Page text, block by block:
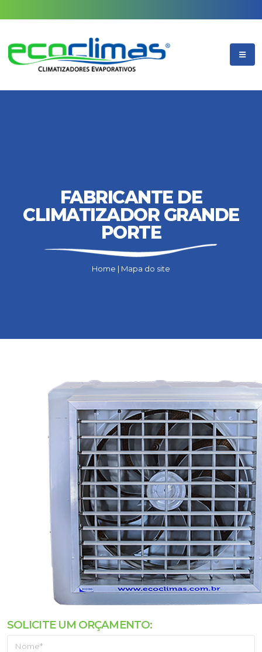
FABRICANTE DE
CLIMATIZADOR GRANDE
PORTE
Home | Mapa do site
SOLICITE UM ORÇAMENTO: